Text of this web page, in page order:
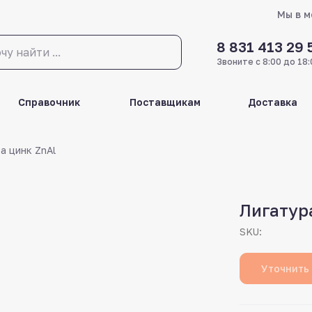
Мы в
Звоните с 8:00 до
Справочник Поставщикам Доставка
8 831 413 29
цинк ZnAl
SKU:
Уточнить